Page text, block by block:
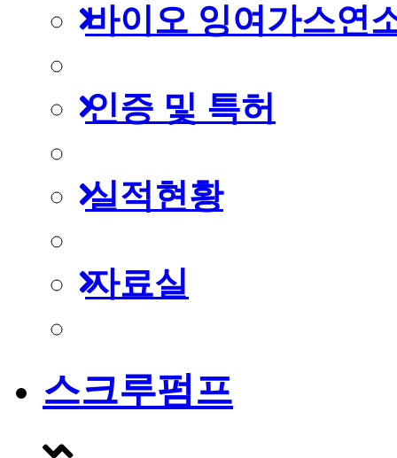
바이오 잉여가스연
인증 및 특허
실적현황
자료실
스크루펌프